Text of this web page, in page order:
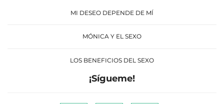
MI DESEO DEPENDE DE MÍ
MÓNICA Y EL SEXO
LOS BENEFICIOS DEL SEXO
¡Sígueme!